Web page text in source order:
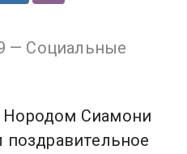
— Социальные
Сиамони
поздравительное